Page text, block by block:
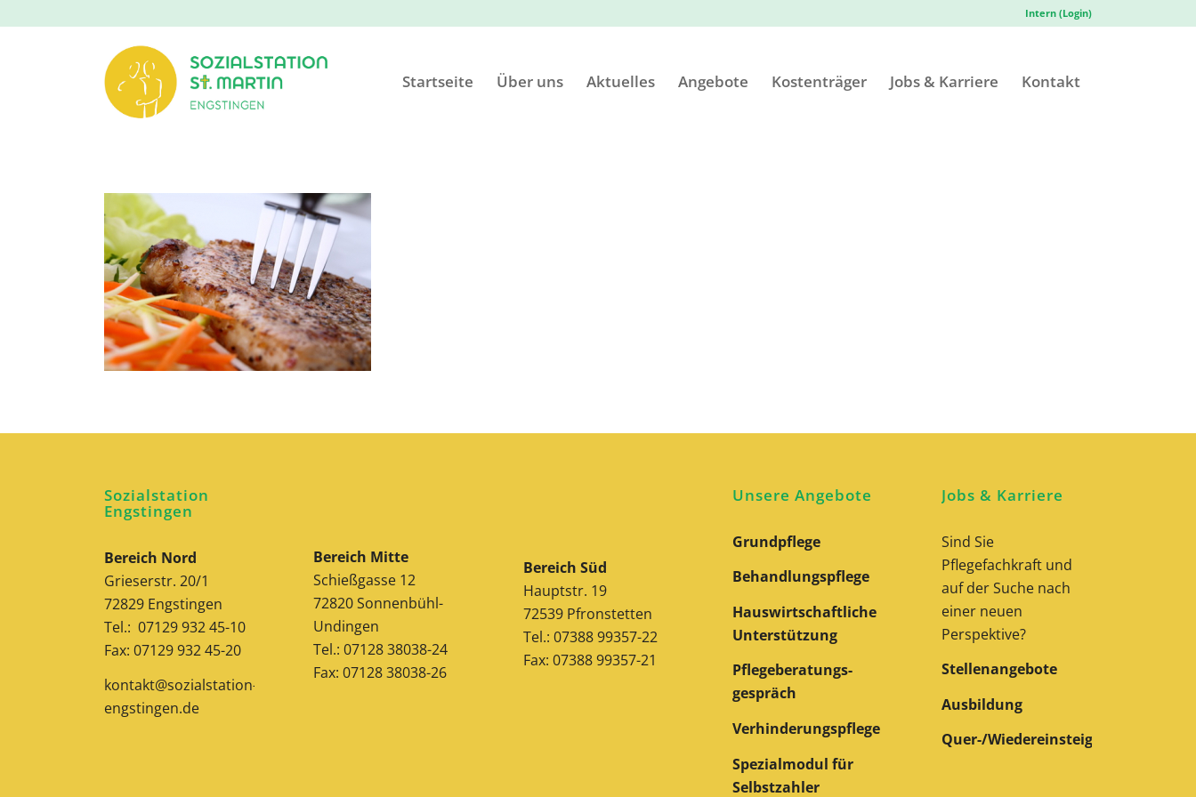
Intern (Login)
Startseite Über uns Aktuelles Angebote Kostenträger Jobs & Karriere Kontakt
Sozialstation
Engstingen
Bereich Nord
Grieserstr. 20/1
72829 Engstingen
Tel.: 07129 932 45-10
Fax: 07129 932 45-20
kontakt@sozialstation-
engstingen.de
Bereich Mitte
Schießgasse 12
72820 Sonnenbühl-
Undingen
Tel.: 07128 38038-24
Fax: 07128 38038-26
Bereich Süd
Hauptstr. 19
72539 Pfronstetten
Tel.: 07388 99357-22
Fax: 07388 99357-21
Unsere Angebote
Grundpflege
Behandlungspflege
Hauswirtschaftliche
Unterstützung
Pflegeberatungs­
gespräch
Verhinderungspflege
Spezialmodul für
Selbstzahler
Jobs & Karriere
Sind Sie
Pflegefachkraft und
auf der Suche nach
einer neuen
Perspektive?
Stellenangebote
Ausbildung
Quer-/Wiedereinsteiger